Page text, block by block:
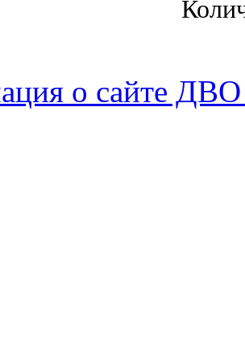
о сайте